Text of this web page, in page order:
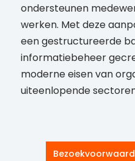
ondersteunen
werken. Met deze
een gestructureerde
informatiebeheer
moderne eisen van
uiteenlopende